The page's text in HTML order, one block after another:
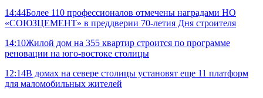
14:44Более 110 профессионалов отмечены наградами НО
«СОЮЗЦЕМЕНТ» в преддверии 70-летия Дня строителя
14:10Жилой дом на 355 квартир строится по программе
реновации на юго-востоке столицы
12:14В домах на севере столицы установят еще 11 платформ
для маломобильных жителей